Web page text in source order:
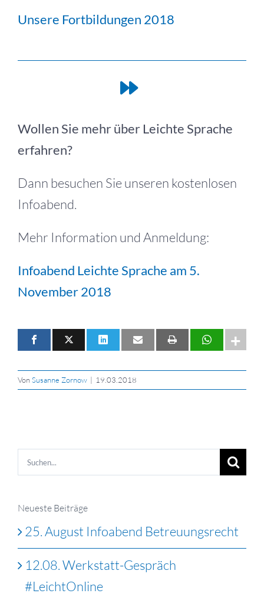
Unsere Fortbildungen 2018
Wollen Sie mehr über Leichte Sprache
erfahren?
Dann besuchen Sie unseren kostenlosen
Infoabend.
Mehr Information und Anmeldung:
Infoabend Leichte Sprache am 5.
November 2018
VonSusanne Zornow | 19.03.2018
Suche
nach:
Neueste Beiträge
25. August Infoabend Betreuungsrecht
12.08. Werkstatt-Gespräch
#LeichtOnline